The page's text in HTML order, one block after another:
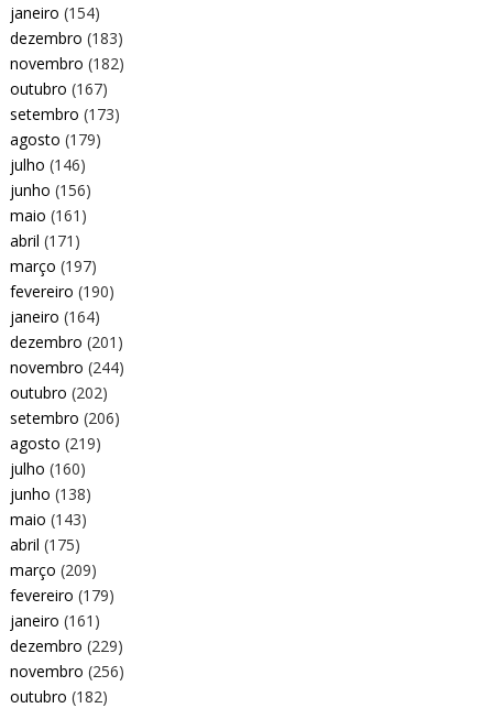
janeiro (154)
dezembro (183)
novembro (182)
outubro (167)
setembro (173)
agosto (179)
julho (146)
junho (156)
maio (161)
abril (171)
março (197)
fevereiro (190)
janeiro (164)
dezembro (201)
novembro (244)
outubro (202)
setembro (206)
agosto (219)
julho (160)
junho (138)
maio (143)
abril (175)
março (209)
fevereiro (179)
janeiro (161)
dezembro (229)
novembro (256)
outubro (182)